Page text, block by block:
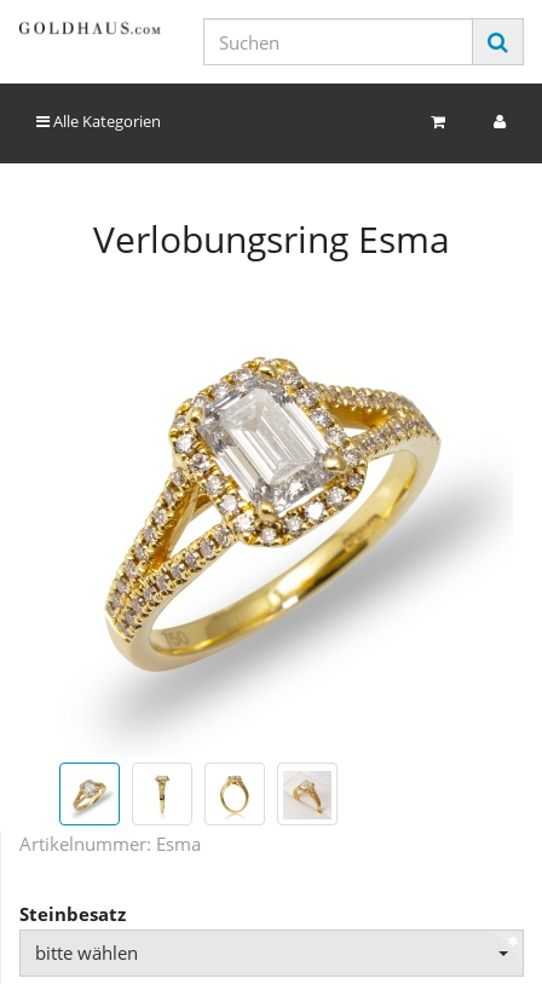
Alle Kategorien
Verlobungsring Esma
Artikelnummer: Esma
Steinbesatz
bitte wählen